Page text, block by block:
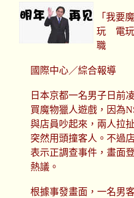
「我要
玩 電玩
職
國際中心／綜合報導
日本京都一名男子日前
買魔物獵人遊戲，因為
與店員吵起來，兩人拉
突然用頭撞客人。不過
表示正調查事件，畫面
熱議。
根據事發畫面，一名男